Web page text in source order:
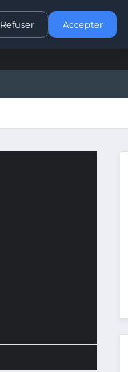
CONTACT
Refuser Accepter